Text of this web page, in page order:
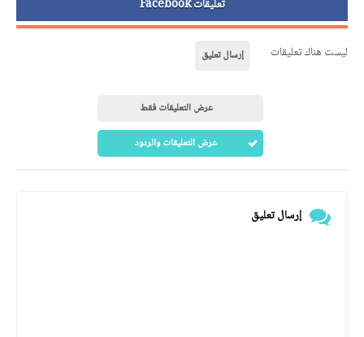
تعليقات Facebook
ليست هناك تعليقات إرسال تعليق
عرض التعليقات فقط
عرض التعليقات والردود
إرسال تعليق